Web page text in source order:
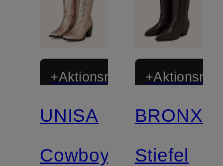
+Aktionsrabatt
UNISA
Cowboy
BRONX
Stiefel